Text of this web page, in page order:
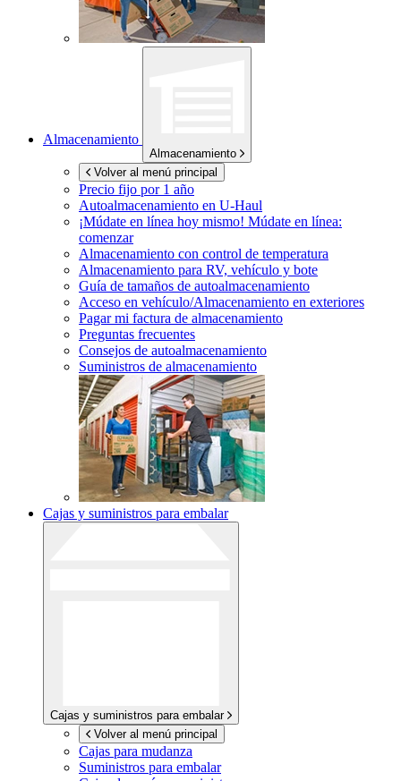
Almacenamiento
Almacenamiento
Volver al menú principal
Precio fijo por 1 año
Autoalmacenamiento en U-Haul
¡Múdate en línea hoy mismo! Múdate en línea:
comenzar
Almacenamiento con control de temperatura
Almacenamiento para RV, vehículo y bote
Guía de tamaños de autoalmacenamiento
Acceso en vehículo/Almacenamiento en exteriores
Pagar mi factura de almacenamiento
Preguntas frecuentes
Consejos de autoalmacenamiento
Suministros de almacenamiento
Cajas y suministros para embalar
Cajas y suministros para embalar
Volver al menú principal
Cajas para mudanza
Suministros para embalar